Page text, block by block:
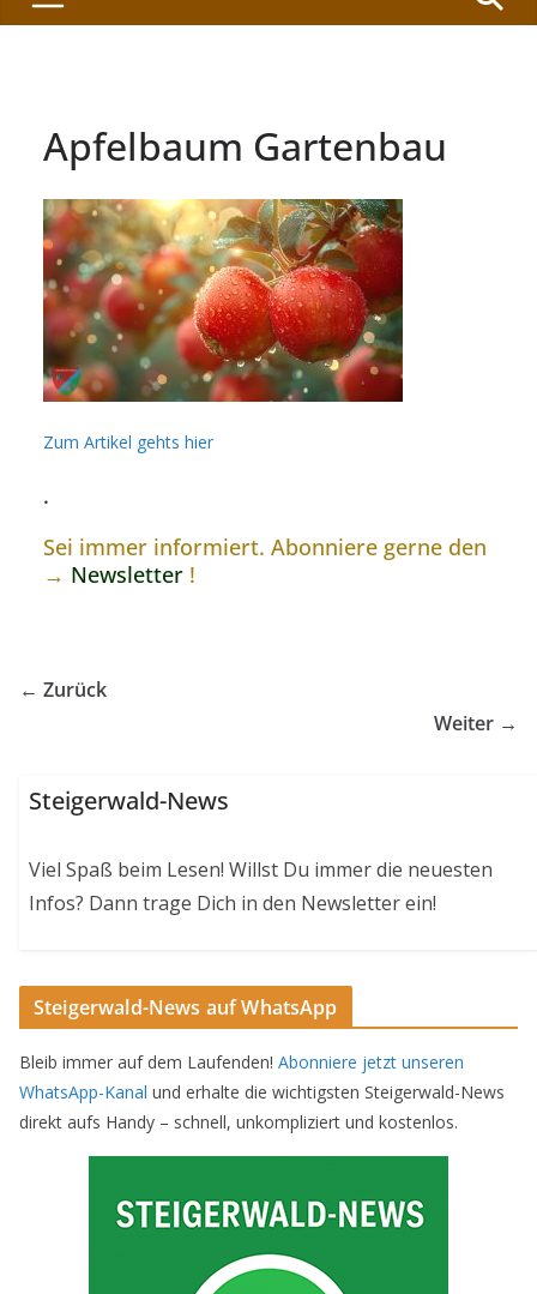
Apfelbaum Gartenbau
Zum Artikel gehts hier
.
Sei immer informiert. Abonniere gerne den
→ Newsletter !
← Zurück
Weiter →
Steigerwald-News
Viel Spaß beim Lesen! Willst Du immer die neuesten
Infos? Dann trage Dich in den Newsletter ein!
Steigerwald-News auf WhatsApp
Bleib immer auf dem Laufenden! Abonniere jetzt unseren
WhatsApp-Kanal und erhalte die wichtigsten Steigerwald-News
direkt aufs Handy – schnell, unkompliziert und kostenlos.